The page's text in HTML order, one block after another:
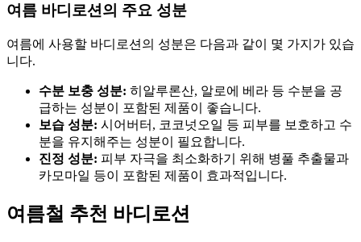
여름 바디로션의 주요 성분
여름에 사용할 바디로션의 성분은 다음과 같이 몇 가지가 있습
니다.
수분 보충 성분: 히알루론산, 알로에 베라 등 수분을 공
급하는 성분이 포함된 제품이 좋습니다.
보습 성분: 시어버터, 코코넛오일 등 피부를 보호하고 수
분을 유지해주는 성분이 필요합니다.
진정 성분: 피부 자극을 최소화하기 위해 병풀 추출물과
카모마일 등이 포함된 제품이 효과적입니다.
여름철 추천 바디로션